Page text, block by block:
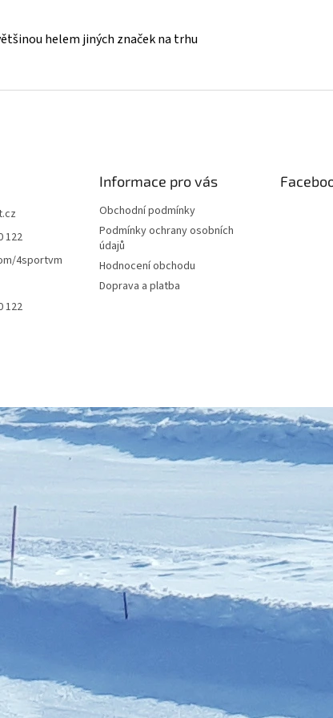
helem jiných značek na trhu
122
4sportvm
122
Informace pro vás
Obchodní podmínky
Podmínky ochrany osobních
údajů
Hodnocení obchodu
Doprava a platba